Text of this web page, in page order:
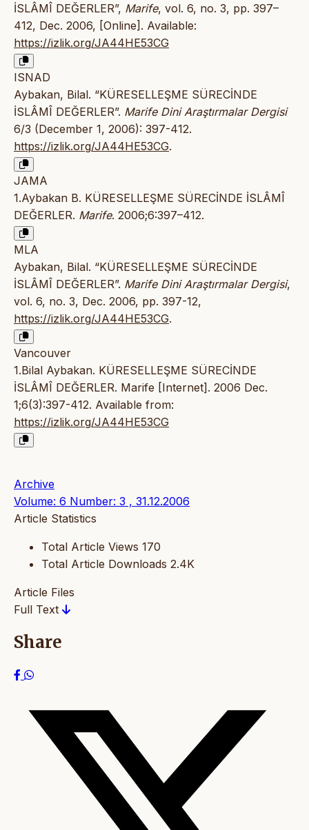
İSLÂMÎ DEĞERLER”, Marife, vol. 6, no. 3, pp. 397–
412, Dec. 2006, [Online]. Available:
https://izlik.org/JA44HE53CG
ISNAD
Aybakan, Bilal. “KÜRESELLEŞME SÜRECİNDE
İSLÂMÎ DEĞERLER”. Marife Dini Araştırmalar Dergisi
6/3 (December 1, 2006): 397-412.
https://izlik.org/JA44HE53CG.
JAMA
1.Aybakan B. KÜRESELLEŞME SÜRECİNDE İSLÂMÎ
DEĞERLER. Marife. 2006;6:397–412.
MLA
Aybakan, Bilal. “KÜRESELLEŞME SÜRECİNDE
İSLÂMÎ DEĞERLER”. Marife Dini Araştırmalar Dergisi,
vol. 6, no. 3, Dec. 2006, pp. 397-12,
https://izlik.org/JA44HE53CG.
Vancouver
1.Bilal Aybakan. KÜRESELLEŞME SÜRECİNDE
İSLÂMÎ DEĞERLER. Marife [Internet]. 2006 Dec.
1;6(3):397-412. Available from:
https://izlik.org/JA44HE53CG
Archive
Volume: 6 Number: 3 , 31.12.2006
Article Statistics
Total Article Views 170
Total Article Downloads 2.4K
Article Files
Full Text
Share